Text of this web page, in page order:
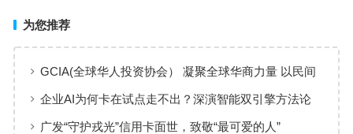
为您推荐
GCIA(全球华人投资协会） 凝聚全球华商力量 以民间
交流赋能从业者共同成长
企业AI为何卡在试点走不出？深演智能双引擎方法论
回答：卡点不在模型，而在使用方式
广发“守护戎光”信用卡面世，致敬“最可爱的人”